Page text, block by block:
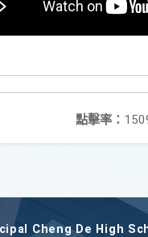
點擊率：
Cheng De High